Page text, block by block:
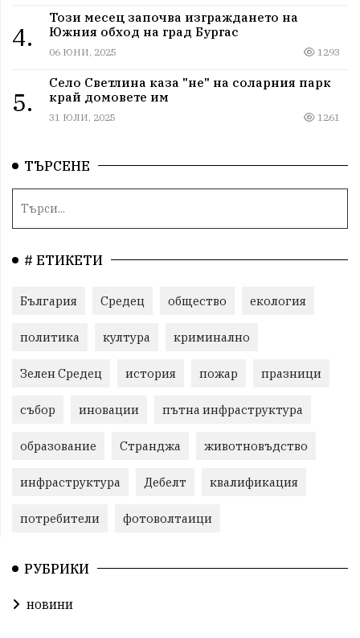
4.
Този месец започва изграждането на
Южния обход на град Бургас
06 ЮНИ, 2025 1293
5.
Село Светлина каза "не" на соларния парк
край домовете им
31 ЮЛИ, 2025 1261
ТЪРСЕНЕ
# ЕТИКЕТИ
България Средец общество екология
политика култура криминално
Зелен Средец история пожар празници
събор иновации пътна инфраструктура
образование Странджа животновъдство
инфраструктура Дебелт квалификация
потребители фотоволтаици
РУБРИКИ
новини